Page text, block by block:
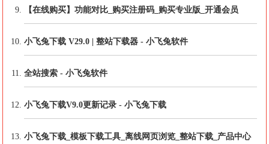
【在线购买】功能对比_购买注册码_购买专业版_开通会员
小飞兔下载 V29.0 | 整站下载器 - 小飞兔软件
全站搜索 - 小飞兔软件
小飞兔下载V9.0更新记录 - 小飞兔下载
小飞兔下载_模板下载工具_离线网页浏览_整站下载_产品中心